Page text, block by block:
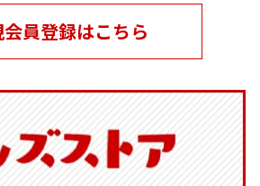
員登録はこちら